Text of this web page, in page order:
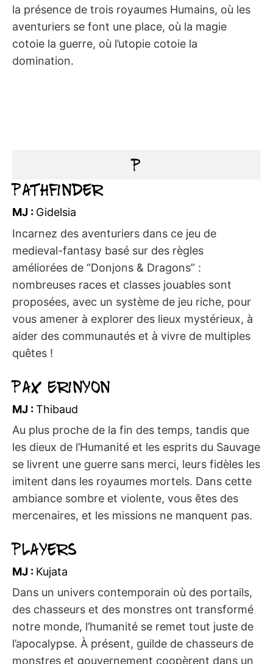
la présence de trois royaumes Humains, où les
aventuriers se font une place, où la magie
cotoie la guerre, où l’utopie cotoie la
domination.
P
Pathfinder
MJ : Gidelsia
Incarnez des aventuriers dans ce jeu de
medieval-fantasy basé sur des règles
améliorées de “Donjons & Dragons” :
nombreuses races et classes jouables sont
proposées, avec un système de jeu riche, pour
vous amener à explorer des lieux mystérieux, à
aider des communautés et à vivre de multiples
quêtes !
Pax Erinyon
MJ :Thibaud
Au plus proche de la fin des temps, tandis que
les dieux de l’Humanité et les esprits du Sauvage
se livrent une guerre sans merci, leurs fidèles les
imitent dans les royaumes mortels. Dans cette
ambiance sombre et violente, vous êtes des
mercenaires, et les missions ne manquent pas.
Players
MJ : Kujata
Dans un univers contemporain où des portails,
des chasseurs et des monstres ont transformé
notre monde, l’humanité se remet tout juste de
l’apocalypse. À présent, guilde de chasseurs de
monstres et gouvernement coopèrent dans un